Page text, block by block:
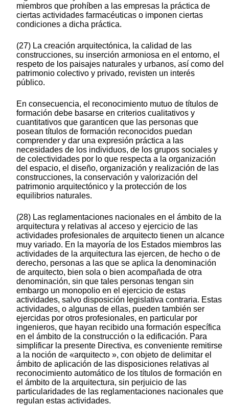
miembros que prohíben a las empresas la práctica de
ciertas actividades farmacéuticas o imponen ciertas
condiciones a dicha práctica.
(27) La creación arquitectónica, la calidad de las
construcciones, su inserción armoniosa en el entorno, el
respeto de los paisajes naturales y urbanos, así como del
patrimonio colectivo y privado, revisten un interés
público.
En consecuencia, el reconocimiento mutuo de títulos de
formación debe basarse en criterios cualitativos y
cuantitativos que garanticen que las personas que
posean títulos de formación reconocidos puedan
comprender y dar una expresión práctica a las
necesidades de los individuos, de los grupos sociales y
de colectividades por lo que respecta a la organización
del espacio, el diseño, organización y realización de las
construcciones, la conservación y valorización del
patrimonio arquitectónico y la protección de los
equilibrios naturales.
(28) Las reglamentaciones nacionales en el ámbito de la
arquitectura y relativas al acceso y ejercicio de las
actividades profesionales de arquitecto tienen un alcance
muy variado. En la mayoría de los Estados miembros las
actividades de la arquitectura las ejercen, de hecho o de
derecho, personas a las que se aplica la denominación
de arquitecto, bien sola o bien acompañada de otra
denominación, sin que tales personas tengan sin
embargo un monopolio en el ejercicio de estas
actividades, salvo disposición legislativa contraria. Estas
actividades, o algunas de ellas, pueden también ser
ejercidas por otros profesionales, en particular por
ingenieros, que hayan recibido una formación específica
en el ámbito de la construcción o la edificación. Para
simplificar la presente Directiva, es conveniente remitirse
a la noción de «arquitecto », con objeto de delimitar el
ámbito de aplicación de las disposiciones relativas al
reconocimiento automático de los títulos de formación en
el ámbito de la arquitectura, sin perjuicio de las
particularidades de las reglamentaciones nacionales que
regulan estas actividades.